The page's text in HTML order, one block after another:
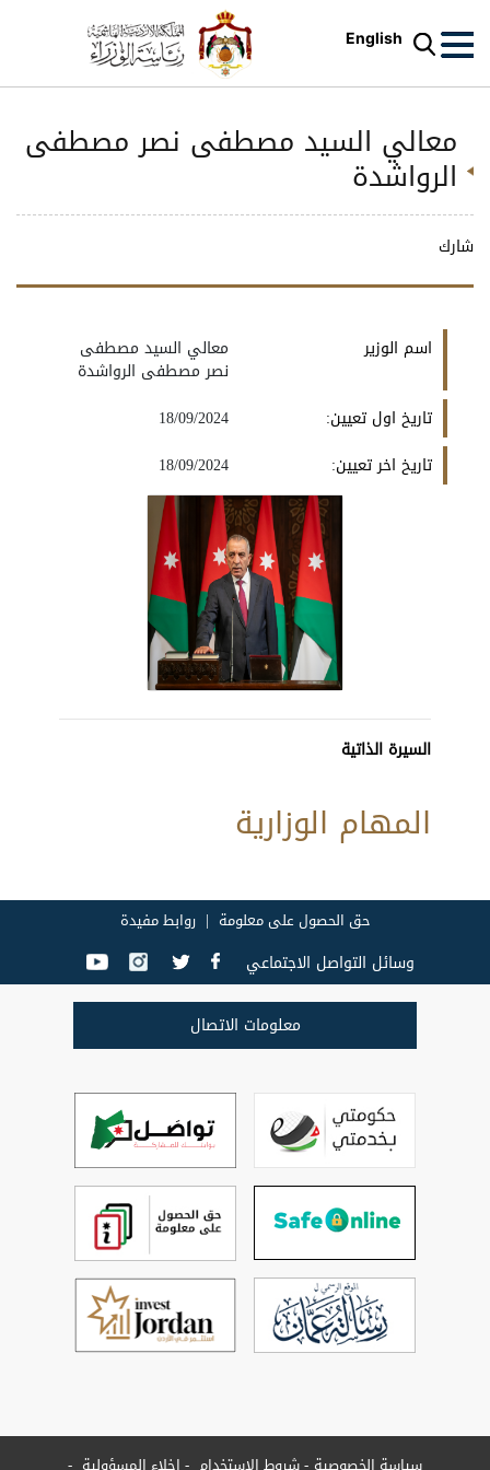
English
معالي السيد مصطفى نصر مصطفى
الرواشدة
شارك
اسم الوزير معالي السيد مصطفى
نصر مصطفى الرواشدة
تاريخ اول تعيين:
18/09/2024
تاريخ اخر تعيين:
18/09/2024
السيرة الذاتية
المهام الوزارية
حق الحصول على معلومة روابط مفيدة
وسائل التواصل الاجتماعي
معلومات الاتصال